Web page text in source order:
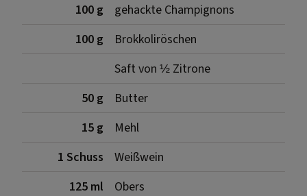
100 g
gehackte Champignons
100 g
Brokkoliröschen
Saft von ½ Zitrone
50 g
Butter
15 g
Mehl
1 Schuss
Weißwein
125 ml
Obers